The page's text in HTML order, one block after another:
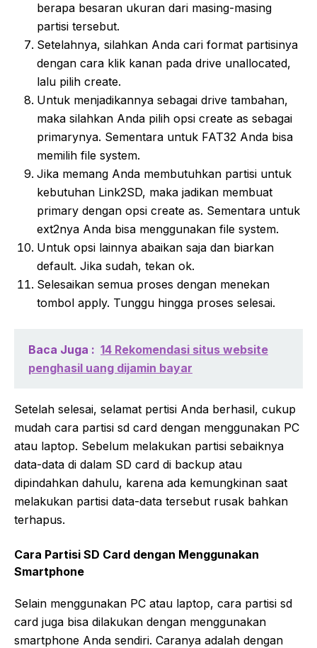
berapa besaran ukuran dari masing-masing
partisi tersebut.
Setelahnya, silahkan Anda cari format partisinya
dengan cara klik kanan pada drive unallocated,
lalu pilih create.
Untuk menjadikannya sebagai drive tambahan,
maka silahkan Anda pilih opsi create as sebagai
primarynya. Sementara untuk FAT32 Anda bisa
memilih file system.
Jika memang Anda membutuhkan partisi untuk
kebutuhan Link2SD, maka jadikan membuat
primary dengan opsi create as. Sementara untuk
ext2nya Anda bisa menggunakan file system.
Untuk opsi lainnya abaikan saja dan biarkan
default. Jika sudah, tekan ok.
Selesaikan semua proses dengan menekan
tombol apply. Tunggu hingga proses selesai.
Baca Juga : 14 Rekomendasi situs website
penghasil uang dijamin bayar
Setelah selesai, selamat pertisi Anda berhasil, cukup
mudah cara partisi sd card dengan menggunakan PC
atau laptop. Sebelum melakukan partisi sebaiknya
data-data di dalam SD card di backup atau
dipindahkan dahulu, karena ada kemungkinan saat
melakukan partisi data-data tersebut rusak bahkan
terhapus.
Cara Partisi SD Card dengan Menggunakan
Smartphone
Selain menggunakan PC atau laptop, cara partisi sd
card juga bisa dilakukan dengan menggunakan
smartphone Anda sendiri. Caranya adalah dengan